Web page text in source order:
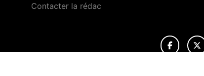
Contacter la rédac